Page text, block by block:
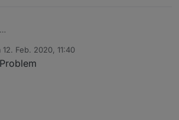
im Hinterkopf)
12. Feb. 2020, 11:40
von